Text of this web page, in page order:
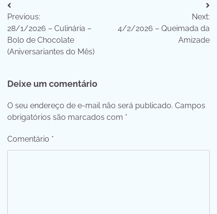
Navegação
de
Post
Previous:
28/1/2026 – Culinária –
Bolo de Chocolate
(Aniversariantes do Mês)
Next:
4/2/2026 – Queimada da
Amizade
Deixe um comentário
O seu endereço de e-mail não será publicado. Campos
obrigatórios são marcados com *
Comentário *